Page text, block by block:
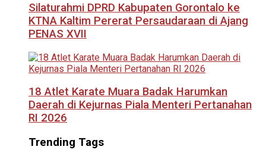
Silaturahmi DPRD Kabupaten Gorontalo ke
KTNA Kaltim Pererat Persaudaraan di Ajang
PENAS XVII
18 Atlet Karate Muara Badak Harumkan
Daerah di Kejurnas Piala Menteri Pertanahan
RI 2026
Trending Tags